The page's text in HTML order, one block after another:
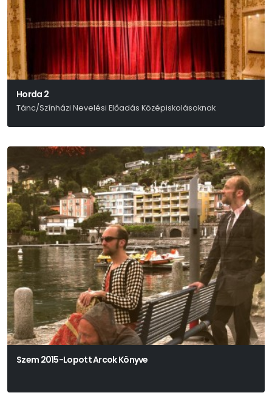
Horda 2
Tánc/Színházi Nevelési Előadás Középiskolásoknak
Szem 2015-Lopott Arcok Könyve